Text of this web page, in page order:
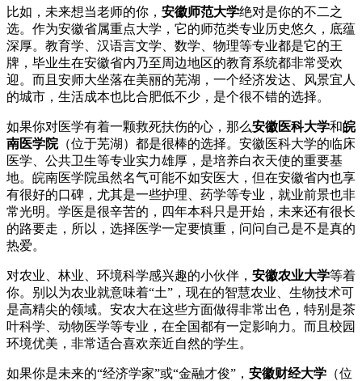
比如，未来想当老师的你， 安徽师范大学绝对是你的不二之
选。作为安徽省属重点大学，它的师范类专业历史悠久，底蕴
深厚。教育学、汉语言文学、数学、物理等专业都是它的王
牌，毕业生在安徽省内乃至周边地区的教育系统都非常受欢
迎。而且安师大坐落在美丽的芜湖，一个经济发达、风景宜人
的城市，生活成本也比合肥低不少，是个很不错的选择。
如果你对医学有着一颗救死扶伤的心，那么安徽医科大学和皖
南医学院（位于芜湖）都是很棒的选择。安徽医科大学的临床
医学、公共卫生等专业实力雄厚，是培养白衣天使的重要基
地。皖南医学院虽然名气可能不如安医大，但在安徽省内也享
有很好的口碑，尤其是一些护理、药学等专业，就业前景也非
常光明。学医是很辛苦的，四年本科只是开始，未来还有很长
的路要走，所以，选择医学一定要慎重，问问自己是不是真的
热爱。
对农业、林业、环境科学感兴趣的小伙伴， 安徽农业大学等着
你。别以为农业就意味着“土”，现在的智慧农业、生物技术可
是高精尖的领域。安农大在这些方面做得非常出色，特别是茶
叶科学、动物医学等专业，在全国都有一定影响力。而且校园
环境优美，非常适合喜欢亲近自然的学生。
如果你是未来的“经济学家”或“金融才俊”， 安徽财经大学 （位